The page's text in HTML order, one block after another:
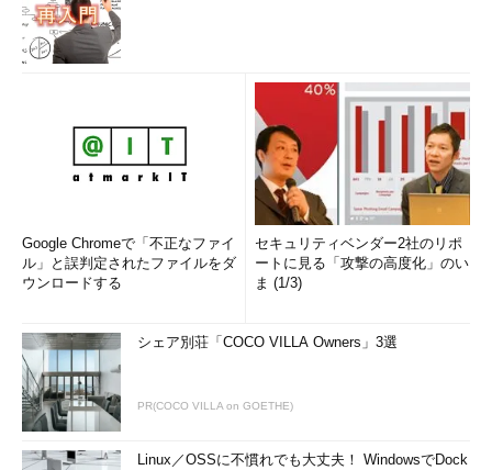
Google Chromeで「不正なファイ
ル」と誤判定されたファイルをダ
ウンロードする
セキュリティベンダー2社のリポ
ートに見る「攻撃の高度化」のい
ま (1/3)
シェア別荘「COCO VILLA Owners」3選
PR(COCO VILLA on GOETHE)
Linux／OSSに不慣れでも大丈夫！ WindowsでDock